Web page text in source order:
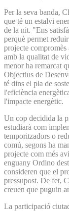
Per la seva banda,
que té un estalvi
de la nit. "Ens
perquè permet
projecte
amb la qualitat de
menor ha remarcat
Objectius de
té dins el pla de
l'eficiència
l'impacte energètic.
Un cop decidida la
estudiarà com
temporitzadors o
comú, segons ha
projecte com més
enguany Ordino
consideren que el
pressupost. De fet,
creuen que puguin
La participació